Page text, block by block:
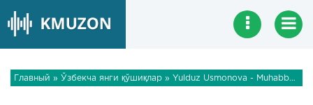
Главный » Ўзбекча янги қўшиқлар » Yulduz Usmonova - Muhabbatjon